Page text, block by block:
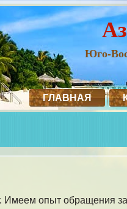
Юго-
ГЛАВНАЯ
Имеем опыт обращения